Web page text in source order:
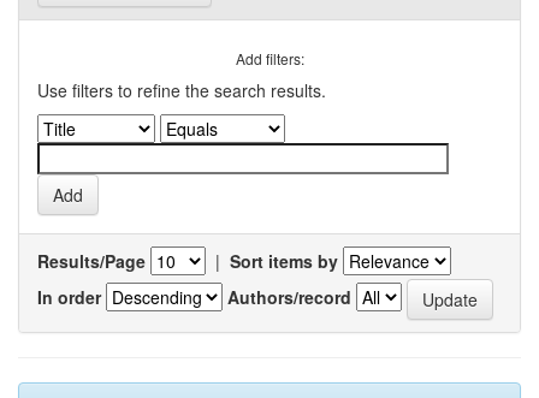
Add filters:
Use filters to refine the search results.
Results/Page | Sort items by
In order
Authors/record